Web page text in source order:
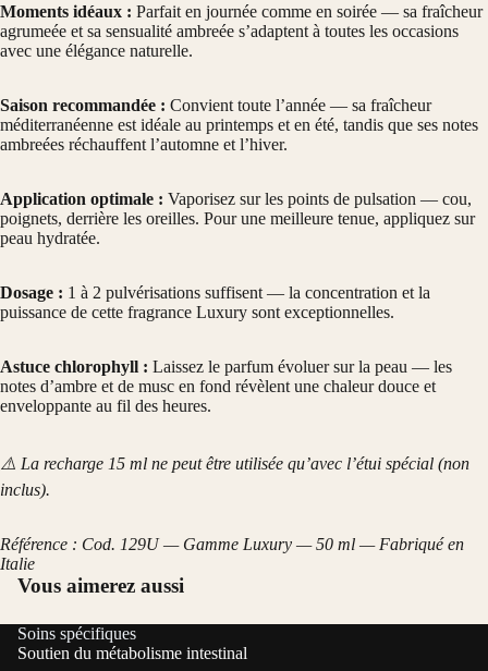
Moments idéaux : Parfait en journée comme en soirée — sa fraîcheur
agrumeée et sa sensualité ambreée s’adaptent à toutes les occasions
avec une élégance naturelle.
Saison recommandée : Convient toute l’année — sa fraîcheur
méditerranéenne est idéale au printemps et en été, tandis que ses notes
ambreées réchauffent l’automne et l’hiver.
Application optimale : Vaporisez sur les points de pulsation — cou,
poignets, derrière les oreilles. Pour une meilleure tenue, appliquez sur
peau hydratée.
Dosage : 1 à 2 pulvérisations suffisent — la concentration et la
puissance de cette fragrance Luxury sont exceptionnelles.
Astuce chlorophyll : Laissez le parfum évoluer sur la peau — les
notes d’ambre et de musc en fond révèlent une chaleur douce et
enveloppante au fil des heures.
⚠️ La recharge 15 ml ne peut être utilisée qu’avec l’étui spécial (non
inclus).
Référence : Cod. 129U — Gamme Luxury — 50 ml — Fabriqué en
Italie
Vous aimerez aussi
Soins spécifiques
Soutien du métabolisme intestinal